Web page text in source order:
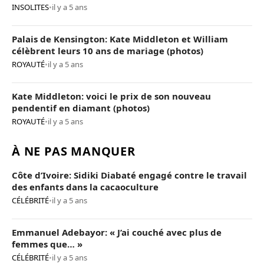
INSOLITES•il y a 5 ans
Palais de Kensington: Kate Middleton et William
célèbrent leurs 10 ans de mariage (photos)
ROYAUTÉ•il y a 5 ans
Kate Middleton: voici le prix de son nouveau
pendentif en diamant (photos)
ROYAUTÉ•il y a 5 ans
À NE PAS MANQUER
Côte d’Ivoire: Sidiki Diabaté engagé contre le travail
des enfants dans la cacaoculture
CÉLÉBRITÉ•il y a 5 ans
Emmanuel Adebayor: « J’ai couché avec plus de
femmes que… »
CÉLÉBRITÉ•il y a 5 ans